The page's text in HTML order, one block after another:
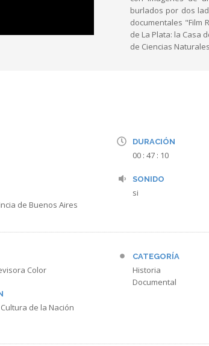
burlados por dos
documentales "Film
de La Plata: la Casa
de Ciencias
de Buenos Aires
DURACIÓN
00 : 47 : 10
SONIDO
si
Color
de la Nación
CATEGORÍA
Historia
Documental